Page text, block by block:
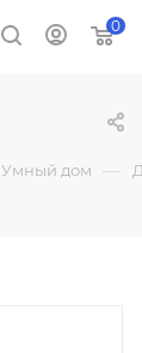
0
Умный дом —